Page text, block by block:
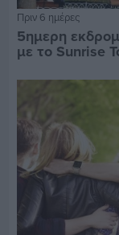
Πριν 6 ημέρες
5ημερη
με το Sunrise